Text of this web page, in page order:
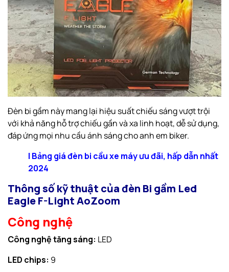
Đèn bi gầm này mang lại hiệu suất chiếu sáng vượt trội
với khả năng hỗ trợ chiếu gần và xa linh hoạt, dễ sử dụng,
đáp ứng mọi nhu cầu ánh sáng cho anh em biker.
| Bảng giá đèn bi cầu xe máy ưu đãi, hấp dẫn nhất
2024
Thông số kỹ thuật của đèn Bi gầm Led
Eagle F-Light AoZoom
Công nghệ
Công nghệ tăng sáng: LED
LED chips: 9